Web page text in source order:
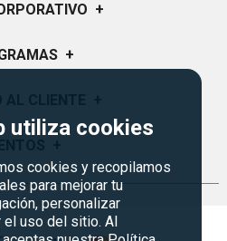
utiliza cookies
cookies y recopilamos
para mejorar tu
personalizar
uso del sitio. Al
+
Somos
+
PRO
y garantias
del sitio
a clases